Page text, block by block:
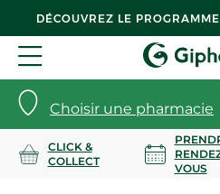
DÉCOUVREZ LE
Choisir une pharmacie
CLICK &
COLLECT
VOUS